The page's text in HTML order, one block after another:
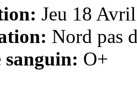
Jeu 18
Nord pas
sanguin: O+